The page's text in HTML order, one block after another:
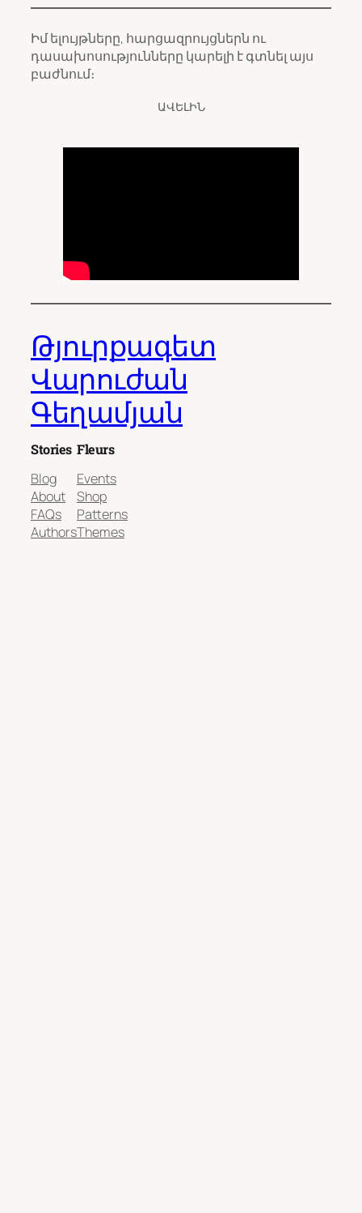
Իմ ելույթները, հարցազրույցներն ու
դասախոսությունները կարելի է գտնել այս
բաժնում։
ԱՎԵԼԻՆ
Թյուրքագետ
Վարուժան
Գեղամյան
Stories
Blog
About
FAQs
Authors
Fleurs
Events
Shop
Patterns
Themes